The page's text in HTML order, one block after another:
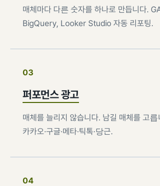
매체마다 다른 숫자를 하나로 만듭니다.
BigQuery, Looker Studio 자동 리포팅.
03
퍼포먼스 광고
매체를 늘리지 않습니다. 남길 매체를 고릅
카카오·구글·메타·틱톡·당근.
04